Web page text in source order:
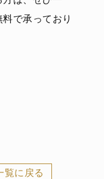
で承っており
覧に戻る